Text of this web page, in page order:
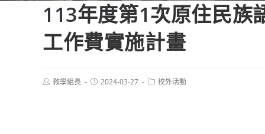
113年度第1次原住民族
工作費實施計畫
Post教學組長
Post2024-03-27
Post校外活動